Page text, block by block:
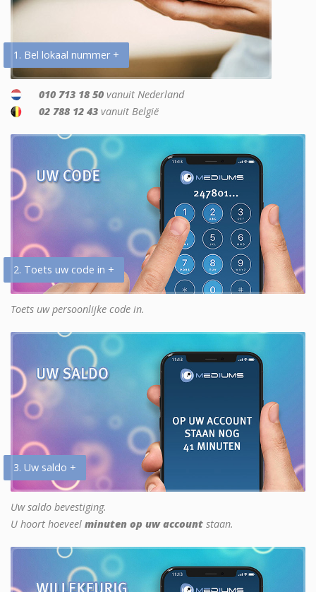
1. Bel lokaal nummer +
010 713 18 50 vanuit Nederland
02 788 12 43 vanuit België
2. Toets uw code in +
Toets uw persoonlijke code in.
3. Uw saldo +
Uw saldo bevestiging.
U hoort hoeveel minuten op uw account staan.